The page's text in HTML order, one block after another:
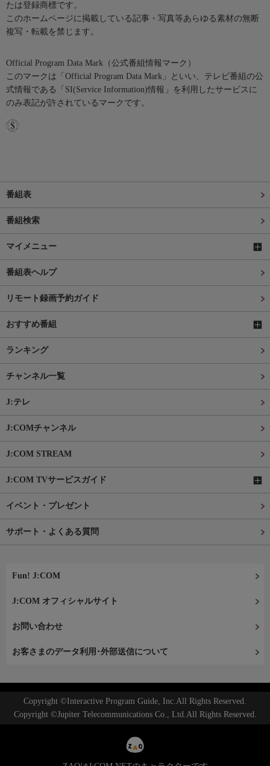
たは登録商標です。
このホームページに掲載している記事・写真等あらゆる素材の無断
複写・転載を禁じます。
Official Program Data Mark（公式番組情報マーク）
このマークは「Official Program Data Mark」といい、テレビ番組の公
式情報である「SI(Service Information)情報」を利用したサービスに
のみ表記が許されているマークです。
番組表
番組検索
マイメニュー
番組表ヘルプ
リモート録画予約ガイド
おすすめ番組
ランキング
チャンネル一覧
J:テレ
J:COMチャンネル
J:COM STREAM
J:COM TVサービスガイド
イベント・プレゼント
サポート・よくある質問
Fun! J:COM
J:COM オフィシャルサイト
お問い合わせ
お客さまのデータ利用･外部送信について
Copyright ©Interactive Program Guide, Inc.All Rights Reserved.
Copyright ©Jupiter Telecommunications Co., Ltd.All Rights Reserved.